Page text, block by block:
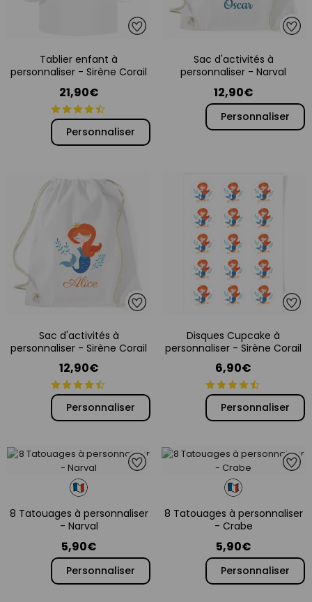
Tablier enfant à
personnaliser - Sirène Corail
21,90€
Personnaliser
Sac d'activités à
personnaliser - Narval
12,90€
Personnaliser
Sac d'activités à
personnaliser - Sirène Corail
12,90€
Personnaliser
Disques Cupcake à
personnaliser - Sirène Corail
6,90€
Personnaliser
8 Tatouages à personnaliser
- Narval
5,90€
Personnaliser
8 Tatouages à personnaliser
- Crabe
5,90€
Personnaliser